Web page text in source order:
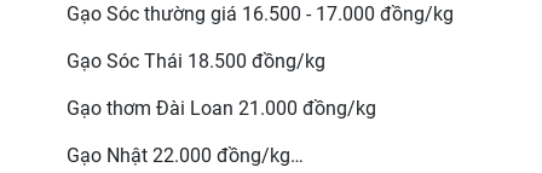
Gạo Sóc thường giá 16.500 - 17.000 đồng/kg
Gạo Sóc Thái 18.500 đồng/kg
Gạo thơm Đài Loan 21.000 đồng/kg
Gạo Nhật 22.000 đồng/kg…